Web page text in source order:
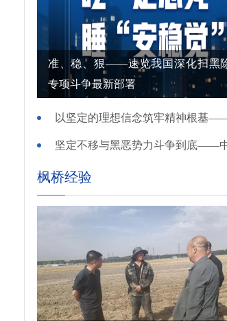
准、稳、狠——速览我国深化扫黑
专项斗争最新部署
枫桥经验